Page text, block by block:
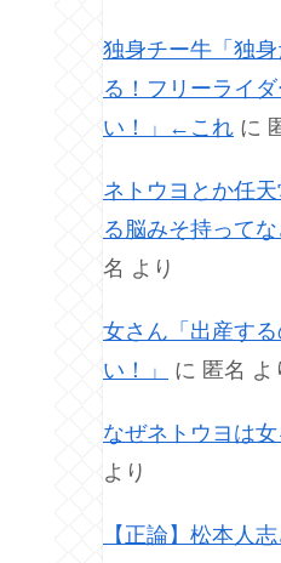
独身チー牛「独
る！フリーライ
い！」←これ に
ネトウヨとか任
る脳みそ持って
名 より
女さん「出産す
い！」
に 匿名 よ
なぜネトウヨは
より
【正論】松本人